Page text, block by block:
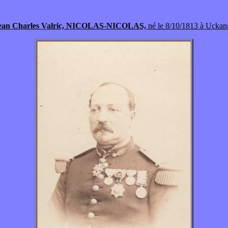
Charles Valric, NICOLAS-NICOLAS, néle 8/10/1813 à